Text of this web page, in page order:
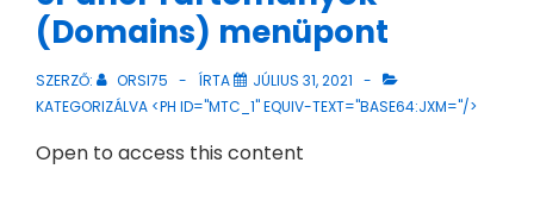
(Domains) menüpont
SZERZŐ: ORSI75 ÍRTA
JÚLIUS 31, 2021
KATEGORIZÁLVA <PH ID="MTC_1" EQUIV-TEXT="BASE64:JXM="/>
Open to access this content